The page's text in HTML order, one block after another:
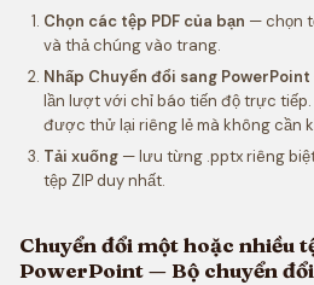
Chọn các tệp PDF của bạn — chọn
và thả chúng vào trang.
Nhấp Chuyển đổi sang PowerPoint
lần lượt với chỉ báo tiến độ trực
được thử lại riêng lẻ mà không cần
Tải xuống — lưu từng .pptx riêng
tệp ZIP duy nhất.
Chuyển đổi một hoặc nhiều
PowerPoint — Bộ chuyển